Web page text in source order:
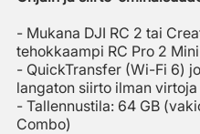
- Mukana DJI RC 2 tai
tehokkaampi RC Pro 2
- QuickTransfer (Wi-Fi 6)
langaton siirto ilman virtoja
- Tallennustila: 64 GB
Combo)